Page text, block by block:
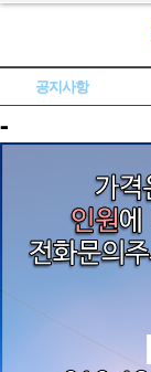
공지사항
-